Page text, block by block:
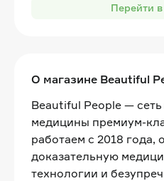
Перейти
О магазине Beautiful
Beautiful People —
медицины премиум-
работаем с 2018 года,
доказательную
технологии и